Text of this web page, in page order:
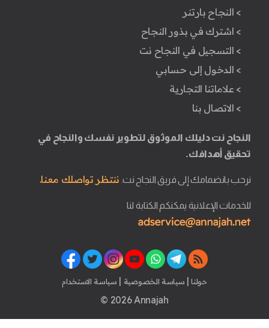
> النجاح بارتنر
> اشترك في بذور النجاح
> التسجيل في النجاح نت
> الدخول إلى حسابي
> علاماتنا التجارية
> الاتصال بنا
النجاح نت دليلك الموثوق لتطوير نفسك والنجاح في
تحقيق أهدافك.
نرحب بانضمامك إلى فريق النجاح نت. ننتظر تواصلك معنا.
للخدمات الإعلانية يمكنكم الكتابة لنا
حولنا | سياسة الخصوصية | سياسة الاستخدام
© 2026 Annajah